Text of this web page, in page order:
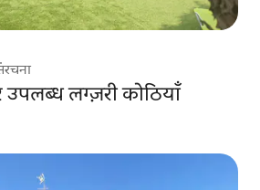
उपलब्ध लग्ज़री कोठियाँ